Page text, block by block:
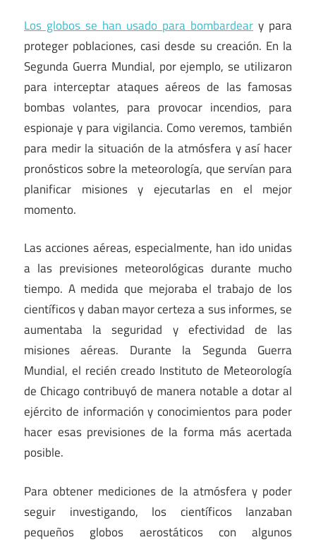
Los globos se han usado para bombardear y para
proteger poblaciones, casi desde su creación. En la
Segunda Guerra Mundial, por ejemplo, se utilizaron
para interceptar ataques aéreos de las famosas
bombas volantes, para provocar incendios, para
espionaje y para vigilancia. Como veremos, también
para medir la situación de la atmósfera y así hacer
pronósticos sobre la meteorología, que servían para
planificar misiones y ejecutarlas en el mejor
momento.
Las acciones aéreas, especialmente, han ido unidas
a las previsiones meteorológicas durante mucho
tiempo. A medida que mejoraba el trabajo de los
científicos y daban mayor certeza a sus informes, se
aumentaba la seguridad y efectividad de las
misiones aéreas. Durante la Segunda Guerra
Mundial, el recién creado Instituto de Meteorología
de Chicago contribuyó de manera notable a dotar al
ejército de información y conocimientos para poder
hacer esas previsiones de la forma más acertada
posible.
Para obtener mediciones de la atmósfera y poder
seguir investigando, los científicos lanzaban
pequeños globos aerostáticos con algunos